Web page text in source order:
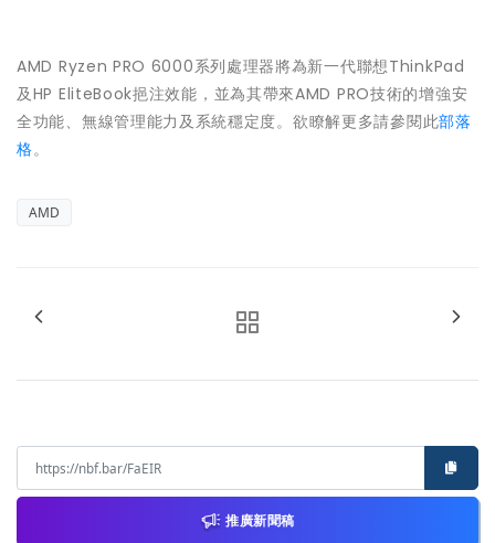
AMD Ryzen PRO 6000系列處理器將為新一代聯想ThinkPad
及HP EliteBook挹注效能，並為其帶來AMD PRO技術的增強安
全功能、無線管理能力及系統穩定度。欲瞭解更多請參閱此部落
格。
AMD
推廣新聞稿